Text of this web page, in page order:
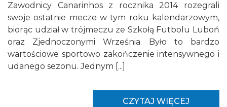
Zawodnicy Canarinhos z rocznika 2014 rozegrali
swoje ostatnie mecze w tym roku kalendarzowym,
biorąc udział w trójmeczu ze Szkołą Futbolu Luboń
oraz Zjednoczonymi Września. Było to bardzo
wartościowe sportowo zakończenie intensywnego i
udanego sezonu. Jednym [...]
CZYTAJ WIĘCEJ